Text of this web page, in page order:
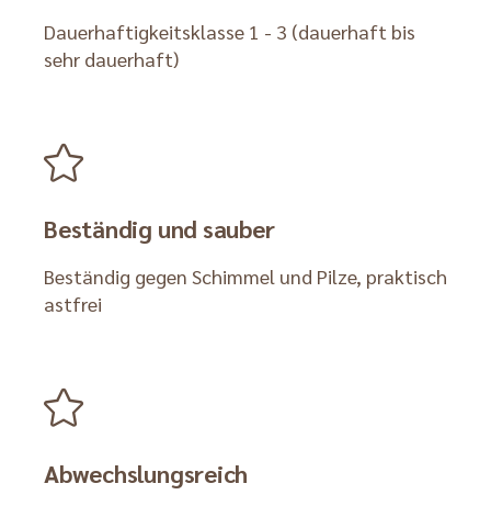
Dauerhaftigkeitsklasse 1 - 3 (dauerhaft bis
sehr dauerhaft)
Beständig und sauber
Beständig gegen Schimmel und Pilze, praktisch
astfrei
Abwechslungsreich